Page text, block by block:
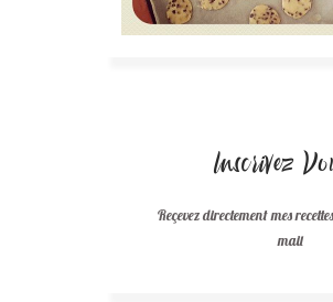
Inscrivez
Reçevez directement mes
mail